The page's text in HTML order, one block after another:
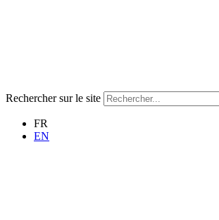
Rechercher sur le site
FR
EN